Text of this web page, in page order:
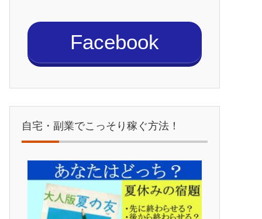
Facebook
自宅・副業でこっそり稼ぐ方法！